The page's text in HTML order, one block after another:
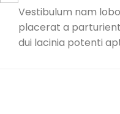
Vestibulum nam
placerat a
dui lacinia potenti